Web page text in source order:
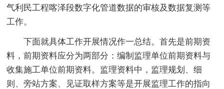
气利民工程喀泽段数字化管道数据的审核及数据复测等
工作。
下面就具体工作开展情况作一总结。首先是前期资
料，前期资料应分为两部分：编制监理单位前期资料与
收集施工单位前期资料。监理资料中，监理规划、细
则、旁站方案、见证取样方案等是开展监理工作的指向